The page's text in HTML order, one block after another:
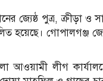
জ্যেষ্ঠ পুত্র, ক্রীড়া ও
হয়েছে।
আওয়ামী লীগ